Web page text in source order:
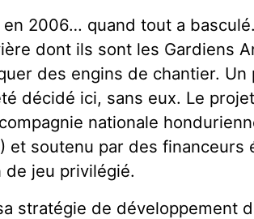
en 2006… quand tout a
dont ils sont les Gardiens
des engins de chantier.
décidé ici, sans eux. Le
nationale
et soutenu par des
de jeu privilégié.
stratégie de développement